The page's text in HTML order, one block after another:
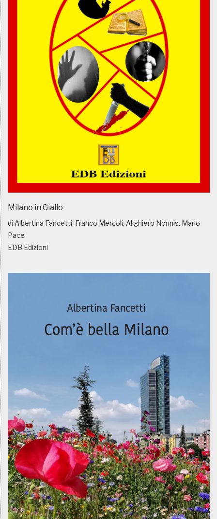
Milano in Giallo
di Albertina Fancetti, Franco Mercoli, Alighiero Nonnis, Mario
Pace
EDB Edizioni